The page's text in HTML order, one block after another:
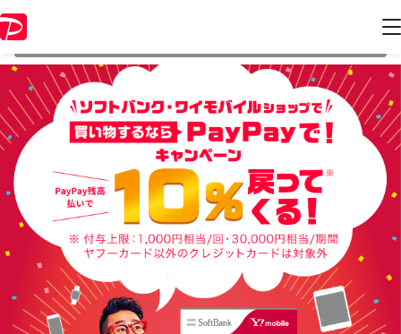
情報はキャンペーン終了時点のものになります。